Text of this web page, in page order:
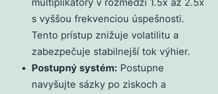
multiplikátory v rozmedzí 1.5x až 2.5x
s vyššou frekvenciou úspešnosti.
Tento prístup znižuje volatilitu a
zabezpečuje stabilnejší tok výhier.
Postupný systém: Postupne
navyšujte sázky po ziskoch a